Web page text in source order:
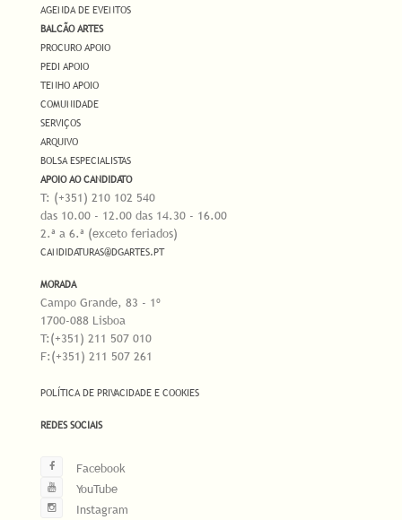
AGENDA DE EVENTOS
BALCÃO ARTES
PROCURO APOIO
PEDI APOIO
TENHO APOIO
COMUNIDADE
SERVIÇOS
ARQUIVO
BOLSA ESPECIALISTAS
APOIO AO CANDIDATO
T: (+351) 210 102 540
das 10.00 - 12.00 das 14.30 - 16.00
2.ª a 6.ª (exceto feriados)
CANDIDATURAS@DGARTES.PT
MORADA
Campo Grande, 83 - 1º
1700-088 Lisboa
T:(+351) 211 507 010
F:(+351) 211 507 261
POLÍTICA DE PRIVACIDADE E COOKIES
REDES SOCIAIS
Facebook
YouTube
Instagram